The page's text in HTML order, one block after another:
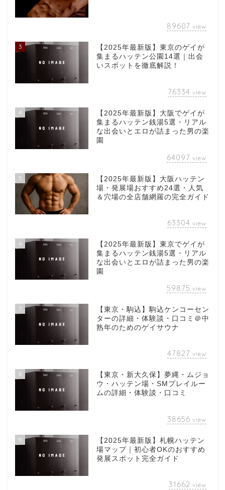
89607 view
3
【2025年最新版】東京のゲイが
集まるハッテン公園14選｜出会
いスポットを徹底解説！
76334 view
4
【2025年最新版】大阪でゲイが
集まるハッテン銭湯5選・リアル
な出会いとエロが詰まった男の楽
園
64097 view
5
【2025年最新版】大阪ハッテン
場・発展場おすすめ24選・人気
＆穴場の全店舗網羅の完全ガイド
63304 view
6
【2025年最新版】東京でゲイが
集まるハッテン銭湯5選・リアル
な出会いとエロが詰まった男の楽
園
59875 view
7
【東京・駒込】駒込ケンコーセン
ターの詳細・体験談・口コミ＠中
熟年のためのゲイサウナ
47827 view
8
【東京・新大久保】夢縄・ムジョ
ウ・ハッテン場・SMプレイルー
ムの詳細・体験談・口コミ
38656 view
9
【2025年最新版】札幌ハッテン
場マップ｜初心者OKのおすすめ
発展スポット完全ガイド
31662 view